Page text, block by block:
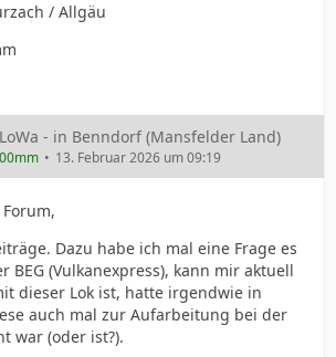
/ Allgäu
- in Benndorf (Mansfelder Land)
13. Februar 2026 um 09:19
Dazu habe ich mal eine Frage es
BEG (Vulkanexpress), kann mir aktuell
dieser Lok ist, hatte irgendwie in
auch mal zur Aufarbeitung bei der
war (oder ist?).